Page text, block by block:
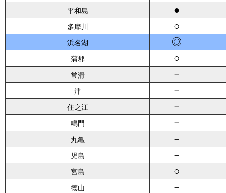
平和島 ●
多摩川 ○
浜名湖 ◎
蒲郡 ○
常滑 －
津 －
住之江 －
鳴門 －
丸亀 －
児島 －
宮島 ○
徳山 －